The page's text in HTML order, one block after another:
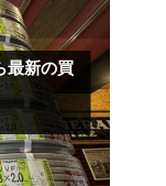
最新の買